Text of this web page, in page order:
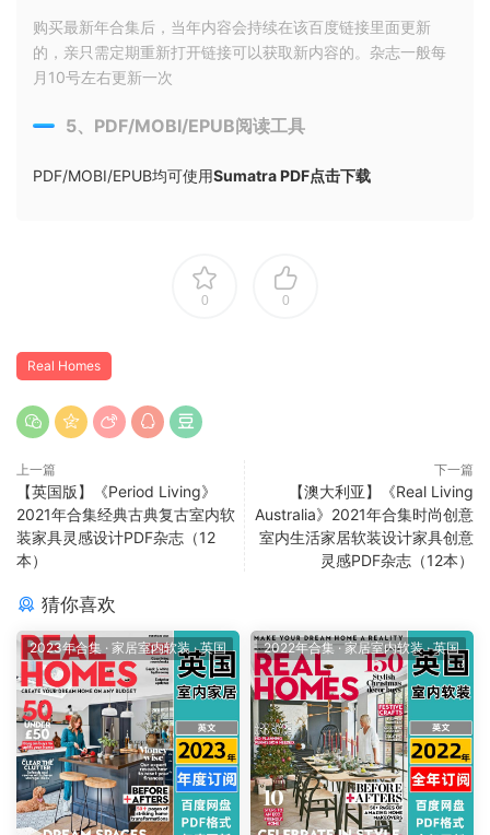
购买最新年合集后，当年内容会持续在该百度链接里面更新
的，亲只需定期重新打开链接可以获取新内容的。杂志一般每
月10号左右更新一次
5、PDF/MOBI/EPUB阅读工具
PDF/MOBI/EPUB均可使用Sumatra PDF点击下载
0 0
Real Homes
上一篇
【英国版】《Period Living》
2021年合集经典古典复古室内软
装家具灵感设计PDF杂志（12
本）
下一篇
【澳大利亚】《Real Living
Australia》2021年合集时尚创意
室内生活家居软装设计家具创意
灵感PDF杂志（12本）
猜你喜欢
2023年合集 · 家居室内软装·英国 2022年合集·家居室内软装·英国